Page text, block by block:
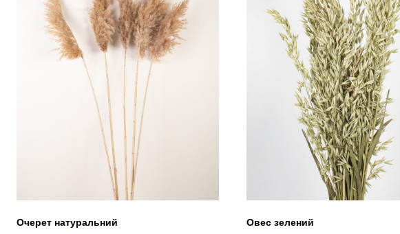
Очерет натуральний Овес зелений